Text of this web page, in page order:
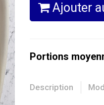
Ajouter
Portions
Description